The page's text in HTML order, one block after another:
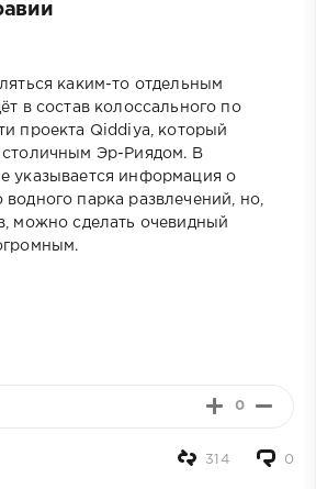
каким-то отдельным
в состав колоссального по
проекта Qiddiya, который
столичным Эр-Риядом. В
указывается информация о
парка развлечений, но,
можно сделать очевидный
0
0
314